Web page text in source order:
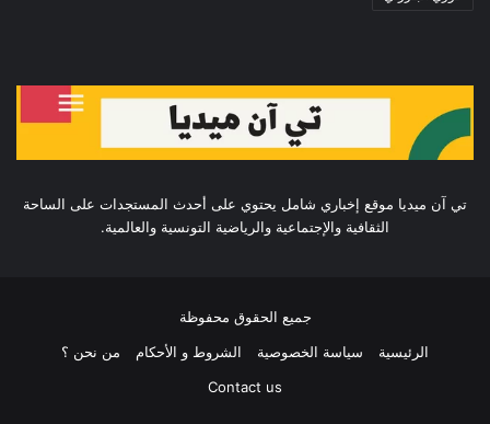
تي آن ميديا موقع إخباري شامل يحتوي على أحدث المستجدات على الساحة
الثقافية والإجتماعية والرياضية التونسية والعالمية.
جميع الحقوق محفوظة
الرئيسية
سياسة الخصوصية الشروط و الأحكام
من نحن ؟
Contact us